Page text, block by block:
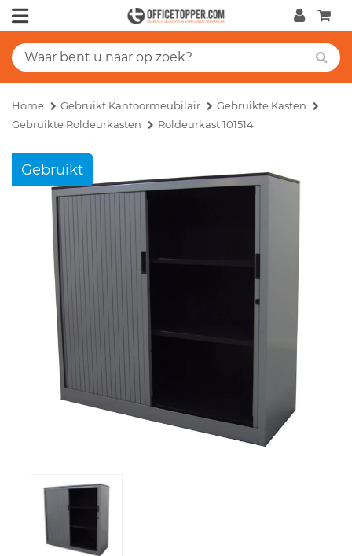
Home Gebruikt Kantoormeubilair
Gebruikte Kasten
Gebruikte Roldeurkasten
Roldeurkast 101514
Gebruikt